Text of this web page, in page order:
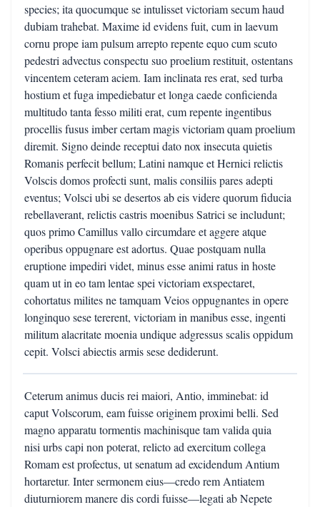
species; ita quocumque se intulisset victoriam secum haud
dubiam trahebat. Maxime id evidens fuit, cum in laevum
cornu prope iam pulsum arrepto repente equo cum scuto
pedestri advectus conspectu suo proelium restituit, ostentans
vincentem ceteram aciem. Iam inclinata res erat, sed turba
hostium et fuga impediebatur et longa caede conficienda
multitudo tanta fesso militi erat, cum repente ingentibus
procellis fusus imber certam magis victoriam quam proelium
diremit. Signo deinde receptui dato nox insecuta quietis
Romanis perfecit bellum; Latini namque et Hernici relictis
Volscis domos profecti sunt, malis consiliis pares adepti
eventus; Volsci ubi se desertos ab eis videre quorum fiducia
rebellaverant, relictis castris moenibus Satrici se includunt;
quos primo Camillus vallo circumdare et aggere atque
operibus oppugnare est adortus. Quae postquam nulla
eruptione impediri videt, minus esse animi ratus in hoste
quam ut in eo tam lentae spei victoriam exspectaret,
cohortatus milites ne tamquam Veios oppugnantes in opere
longinquo sese tererent, victoriam in manibus esse, ingenti
militum alacritate moenia undique adgressus scalis oppidum
cepit. Volsci abiectis armis sese dediderunt.
Ceterum animus ducis rei maiori, Antio, imminebat: id
caput Volscorum, eam fuisse originem proximi belli. Sed
magno apparatu tormentis machinisque tam valida quia
nisi urbs capi non poterat, relicto ad exercitum collega
Romam est profectus, ut senatum ad excidendum Antium
hortaretur. Inter sermonem eius—credo rem Antiatem
diuturniorem manere dis cordi fuisse—legati ab Nepete